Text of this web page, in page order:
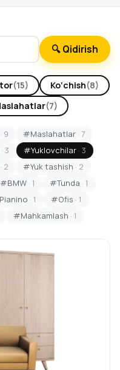
🔍 Qidirish
(15) Ko‘chish(8)
(7)
· 9 #Maslahatlar · 7
· 3 #Yuklovchilar · 3
· 2 #Yuk tashish · 2
#BMW · 1 #Tunda · 1
· 1 #Ofis · 1
#Mahkamlash · 1